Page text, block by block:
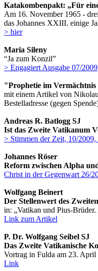
Katakombenpakt: „Für
Am 16. November 1965 -
das Johannes XXIII. einige
> hier
Maria Sileny
“Ja zum Konzil”
> Engagiert Ausgabe 07/2009
"Prophetie im
mit einem Artikel von
Bestelladresse (gegen
Andreas R. Batlogg SJ
Ist das Zweite Vatikanum
> Stimmen der Zeit, 10/
Johannes Röser
Reform zwischen Alpha
Christ in der Gegenwart 26/
Wolfgang Beinert
Der Stellenwert des
in: „Vatikan und Pius-
Link zum Artikel
P. Dr. Wolfgang Seibel SJ
Das Zweite Vatikanische
Vortrag in Fulda am 23. April
Link